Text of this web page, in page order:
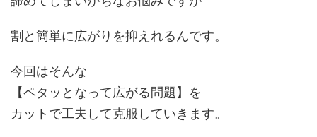
割と簡単に広がりを抑えれるんです。
今回はそんな
【ペタッとなって広がる問題】を
カットで工夫して克服していきます。